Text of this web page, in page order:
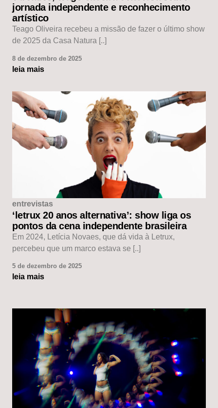
jornada independente e reconhecimento
artístico
Teago Oliveira recebeu a missão de fazer o último show
de 2025 da Casa Natura [..]
8 de dezembro de 2025
leia mais
entrevistas
‘letrux 20 anos alternativa’: show liga os
pontos da cena independente brasileira
Em 2024, Letícia Novaes, que dá vida à Letrux,
percebeu que um marco estava se [..]
5 de dezembro de 2025
leia mais